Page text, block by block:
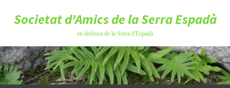
Societat d'Amics de la Serra Espadà
en defensa de la Serra d'Espadà